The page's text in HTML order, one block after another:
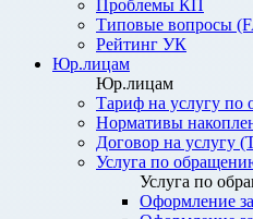
Проблемы КП
Типовые вопросы
Рейтинг УК
Юр.лицам
Юр.лицам
Тариф на услугу
Нормативы
Договор на услугу
Услуга по
Услуга по
Оформление